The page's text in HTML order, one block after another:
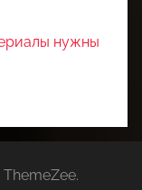
нужны